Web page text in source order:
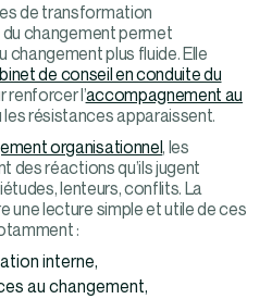
de transformation
changement permet
changement plus fluide. Elle
de conseil en conduite du
renforcer l’accompagnement au
résistances apparaissent.
organisationnel, les
des réactions qu’ils jugent
lenteurs, conflits. La
une lecture simple et utile de ces
:
interne,
au changement,